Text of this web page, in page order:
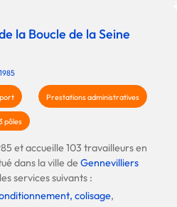
la Boucle de la Seine
Prestations administratives
pôles
et accueille 103 travailleurs en
dans la ville deGennevilliers
services suivants :
colisage,